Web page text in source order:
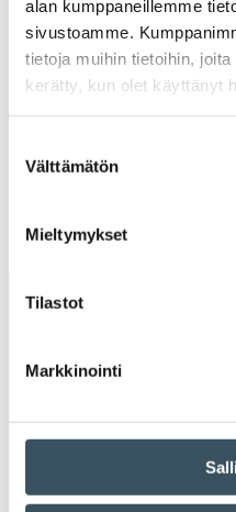
alan kumppaneillemme
sivustoamme.
tietoja muihin tietoihin,
kerätty, kun olet käyttänyt
valinta
Välttämätön
Mieltymykset
Tilastot
Markkinointi
2020
2019
Avainsanat
alv arvonlisävero
digiostaminen